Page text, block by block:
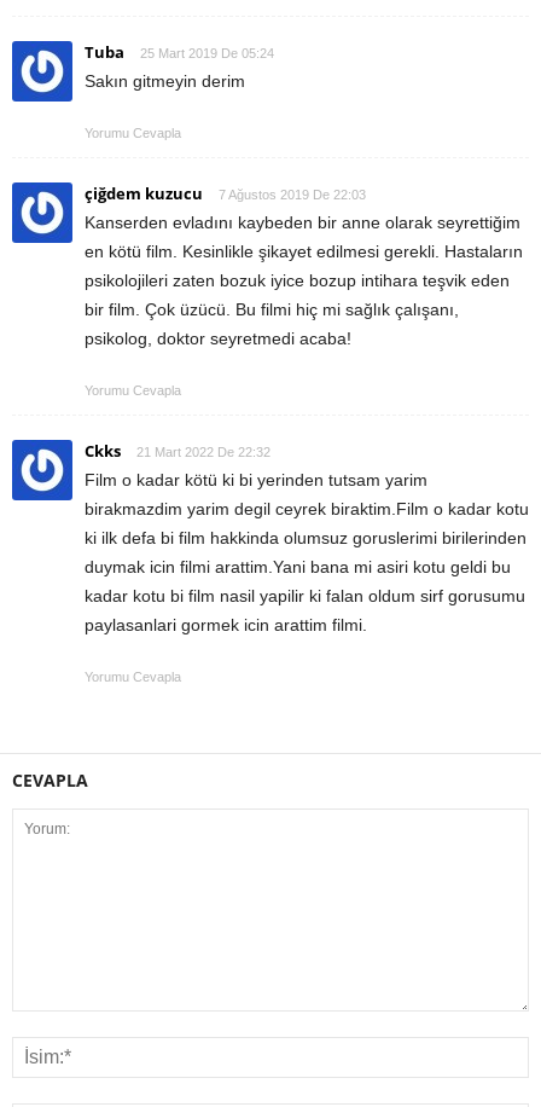
Tuba 25 Mart 2019 De 05:24
Sakın gitmeyin derim
Yorumu Cevapla
çiğdem kuzucu 7 Ağustos 2019 De 22:03
Kanserden evladını kaybeden bir anne olarak seyrettiğim
en kötü film. Kesinlikle şikayet edilmesi gerekli. Hastaların
psikolojileri zaten bozuk iyice bozup intihara teşvik eden
bir film. Çok üzücü. Bu filmi hiç mi sağlık çalışanı,
psikolog, doktor seyretmedi acaba!
Yorumu Cevapla
Ckks 21 Mart 2022 De 22:32
Film o kadar kötü ki bi yerinden tutsam yarim
birakmazdim yarim degil ceyrek biraktim.Film o kadar kotu
ki ilk defa bi film hakkinda olumsuz goruslerimi birilerinden
duymak icin filmi arattim.Yani bana mi asiri kotu geldi bu
kadar kotu bi film nasil yapilir ki falan oldum sirf gorusumu
paylasanlari gormek icin arattim filmi.
Yorumu Cevapla
CEVAPLA